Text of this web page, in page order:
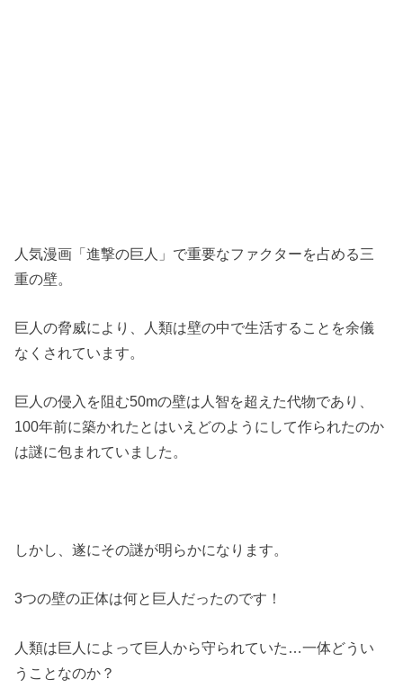
人気漫画「進撃の巨人」で重要なファクターを占める三
重の壁。
巨人の脅威により、人類は壁の中で生活することを余儀
なくされています。
巨人の侵入を阻む50mの壁は人智を超えた代物であり、
100年前に築かれたとはいえどのようにして作られたのか
は謎に包まれていました。
しかし、遂にその謎が明らかになります。
3つの壁の正体は何と巨人だったのです！
人類は巨人によって巨人から守られていた…一体どうい
うことなのか？